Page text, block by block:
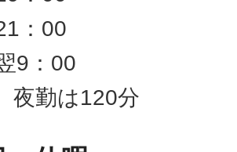
：00
9：00
夜勤は120分